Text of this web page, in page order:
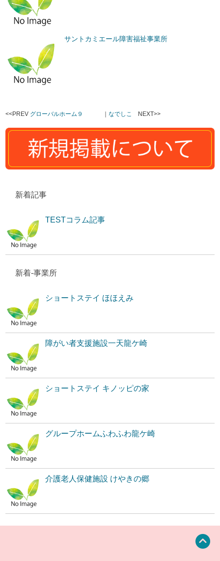
サントカミエール障害福祉事業所
<<PREV グローバルホーム９ ｜なでしこ NEXT>>
新着記事
TESTコラム記事
新着-事業所
ショートステイ ほほえみ
障がい者支援施設一天龍ケ崎
ショートステイ キノッピの家
グループホームふわふわ龍ケ崎
介護老人保健施設 けやきの郷